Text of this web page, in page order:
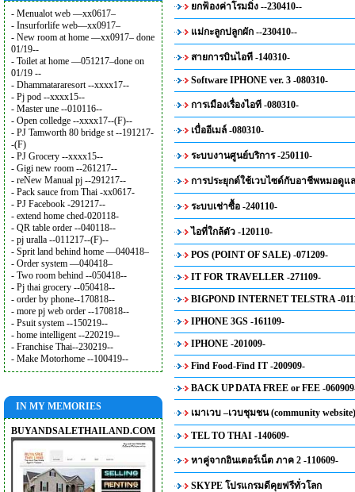
- Menualot web —xx0617–
- Insurforlife web—xx0917–
- New room at home —xx0917– done
01/19--
- Toilet at home —051217–done on
01/19 --
- Dhammatararesort --xxxx17--
- Pj pod --xxxx15--
- Master une --010116--
- Open colledge --xxxx17--(F)--
- PJ Tamworth 80 bridge st --191217-
-(F)
- PJ Grocery --xxxx15--
- Gigi new room --261217--
- reNew Manual pj --291217--
- Pack sauce from Thai -xx0617-
- PJ Facebook -291217--
- extend home ched-020118-
- QR table order --040118--
- pj uralla --011217--(F)--
- Sprit land behind home —040418–
- Order system —040418–
- Two room behind --050418--
- Pj thai grocery --050418--
- order by phone--170818--
- more pj web order --170818--
- Psuit system --150219--
- home intelligent --220219--
- Franchise Thai--230219--
- Make Motorhome --100419--
IN MY MEMORIES
BUYANDSALETHAILAND.COM
ยกฟ้องค่าโรมมิ่ง --230410--
แม่กะลูกปลูกผัก --230410--
สายการบินไอที -140310-
Software IPHONE ver. 3 -080310-
การเมืองเรื่องไอที -080310-
เบื่ออีเมล์ -080310-
ระบบงานศูนย์บริการ -250110-
การประยุกต์ใช้เวบไซด์กับอาชีพหมอดูแ
ระบบเช่าซื้อ -240110-
ไอที่ใกล้ตัว -120110-
POS (POINT OF SALE) -071209-
IT FOR TRAVELLER -271109-
BIGPOND INTERNET TELSTRA -
IPHONE 3GS -161109-
IPHONE -201009-
Find Food-Find IT -200909-
BACK UP DATA FREE or FEE -
เมาเวบ –เวบชุมชน (community
TEL TO THAI -140609-
หาคู่จากอินเตอร์เน็ต ภาค 2 -110609-
SKYPE โปรแกรมดีคุยฟรีทั่วโลก